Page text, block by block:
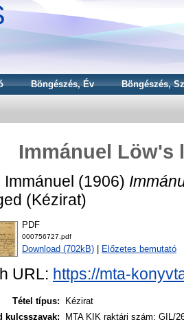
Böngészés, Év Böngészés,
Immánuel Löw's
Immánuel (1906)
(Kézirat)
PDF
000756727.pdf
Download (702kB) Előzetes bemutató
URL: https://mta-
Tétel típus:
Kézirat
kulcsszavak:
MTA KIK raktári szám: GIL/